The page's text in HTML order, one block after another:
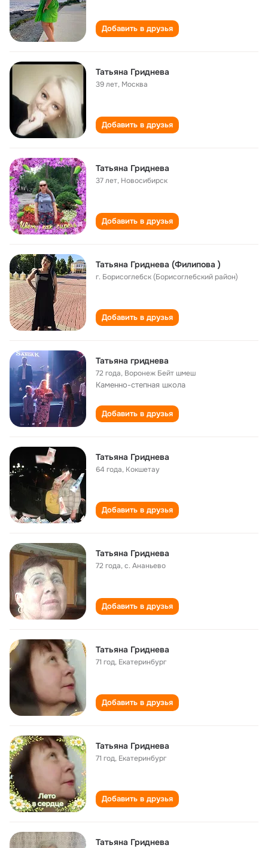
Добавить в друзья
Татьяна Гриднева
39 лет, Москва
Добавить в друзья
Татьяна Гриднева
37 лет, Новосибирск
Добавить в друзья
Татьяна Гриднева (Филипова )
г. Борисоглебск (Борисоглебский район)
Добавить в друзья
Татьяна гриднева
72 года, Воронеж Бейт шмеш
Каменно-степная школа
Добавить в друзья
Татьяна Гриднева
64 года, Кокшетау
Добавить в друзья
Татьяна Гриднева
72 года,с. Ананьево
Добавить в друзья
Татьяна Гриднева
71 год, Екатеринбург
Добавить в друзья
Татьяна Гриднева
71 год, Екатеринбург
Добавить в друзья
Татьяна Гриднева